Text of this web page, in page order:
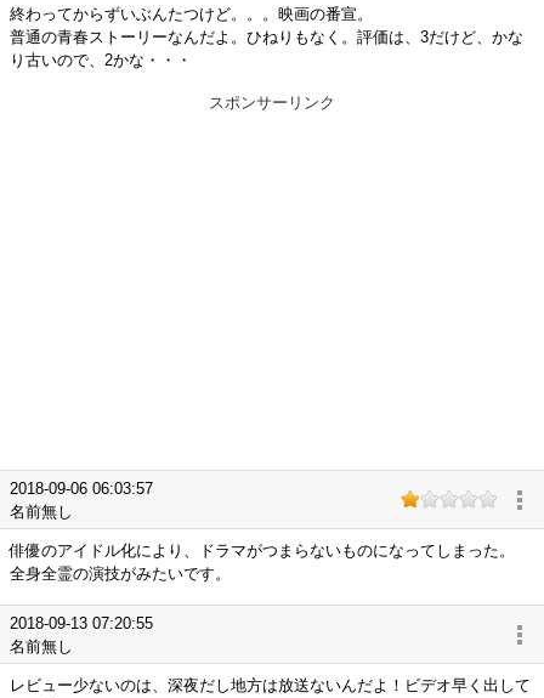
終わってからずいぶんたつけど。。。映画の番宣。
普通の青春ストーリーなんだよ。ひねりもなく。評価は、3だけど、かな
り古いので、2かな・・・
スポンサーリンク
2018-09-06 06:03:57
名前無し
俳優のアイドル化により、ドラマがつまらないものになってしまった。
全身全霊の演技がみたいです。
2018-09-13 07:20:55
名前無し
レビュー少ないのは、深夜だし地方は放送ないんだよ！ビデオ早く出して